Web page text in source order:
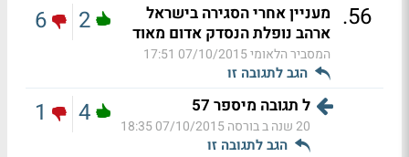
56
. מעניין אחרי הסגירה בישראל
ארהב נופלת הנסדק אדום מאוד
המסביר הלאומי07/10/2015 17:51
הגב לתגובה זו
2
6
ל תגובה מיספר 57
20 שנה ב בורסה 07/10/2015 18:35
הגב לתגובה זו
4
1